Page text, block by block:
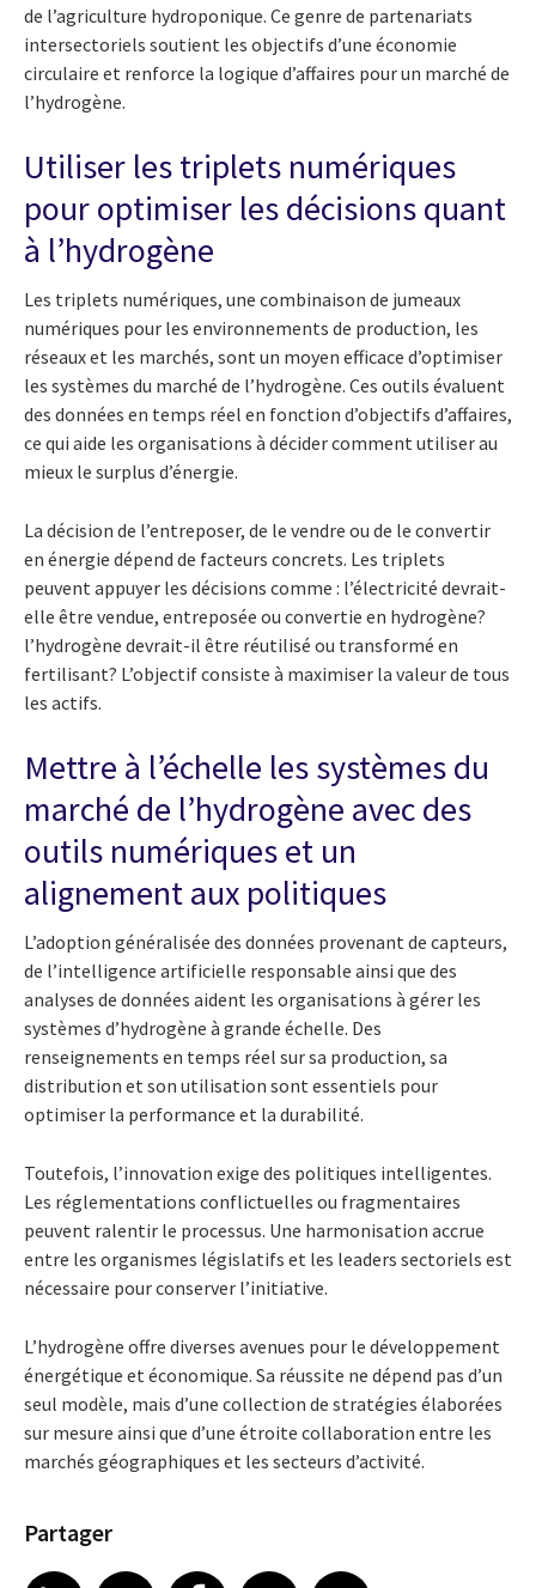
de l’agriculture hydroponique. Ce genre de partenariats
intersectoriels soutient les objectifs d’une économie
circulaire et renforce la logique d’affaires pour un marché de
l’hydrogène.
Utiliser les triplets numériques
pour optimiser les décisions quant
à l’hydrogène
Les triplets numériques, une combinaison de jumeaux
numériques pour les environnements de production, les
réseaux et les marchés, sont un moyen efficace d’optimiser
les systèmes du marché de l’hydrogène. Ces outils évaluent
des données en temps réel en fonction d’objectifs d’affaires,
ce qui aide les organisations à décider comment utiliser au
mieux le surplus d’énergie.
La décision de l’entreposer, de le vendre ou de le convertir
en énergie dépend de facteurs concrets. Les triplets
peuvent appuyer les décisions comme : l’électricité devrait-
elle être vendue, entreposée ou convertie en hydrogène?
l’hydrogène devrait-il être réutilisé ou transformé en
fertilisant? L’objectif consiste à maximiser la valeur de tous
les actifs.
Mettre à l’échelle les systèmes du
marché de l’hydrogène avec des
outils numériques et un
alignement aux politiques
L’adoption généralisée des données provenant de capteurs,
de l’intelligence artificielle responsable ainsi que des
analyses de données aident les organisations à gérer les
systèmes d’hydrogène à grande échelle. Des
renseignements en temps réel sur sa production, sa
distribution et son utilisation sont essentiels pour
optimiser la performance et la durabilité.
Toutefois, l’innovation exige des politiques intelligentes.
Les réglementations conflictuelles ou fragmentaires
peuvent ralentir le processus. Une harmonisation accrue
entre les organismes législatifs et les leaders sectoriels est
nécessaire pour conserver l’initiative.
L’hydrogène offre diverses avenues pour le développement
énergétique et économique. Sa réussite ne dépend pas d’un
seul modèle, mais d’une collection de stratégies élaborées
sur mesure ainsi que d’une étroite collaboration entre les
marchés géographiques et les secteurs d’activité.
Partager